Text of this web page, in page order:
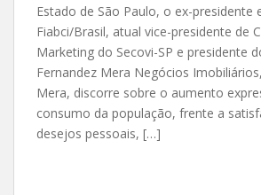
Estado de São Paulo, o ex-presidente
Fiabci/Brasil, atual vice-presidente de
Marketing do Secovi-SP e presidente
Fernandez Mera Negócios
Mera, discorre sobre o aumento
consumo da população, frente a
desejos pessoais, […]